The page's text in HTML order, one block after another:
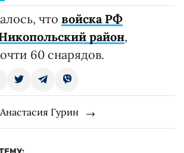
что войска РФ
район,
60 снарядов.
Гурин